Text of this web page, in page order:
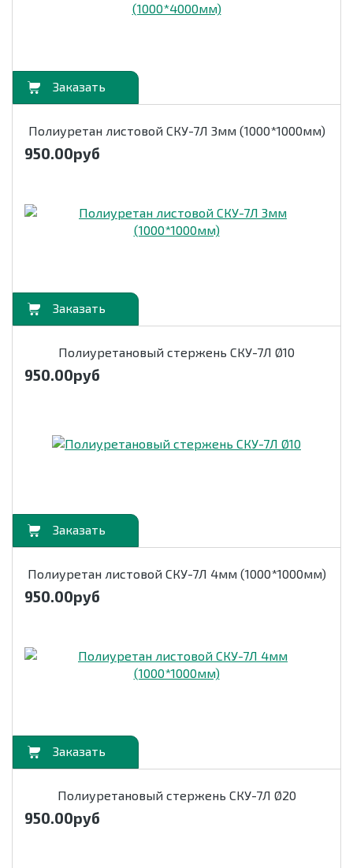
Полиуретан листовой СКУ-7Л 3мм (1000*1000мм)
950.00руб
Полиуретановый стержень СКУ-7Л Ø10
950.00руб
Полиуретан листовой СКУ-7Л 4мм (1000*1000мм)
950.00руб
Полиуретановый стержень СКУ-7Л Ø20
950.00руб